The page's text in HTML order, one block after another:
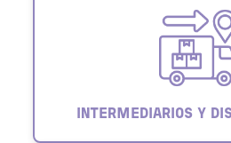
INTERMEDIARIOS Y